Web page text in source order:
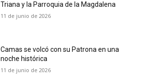
Triana y la Parroquia de la Magdalena
11 de junio de 2026
Camas se volcó con su Patrona en una
noche histórica
11 de junio de 2026